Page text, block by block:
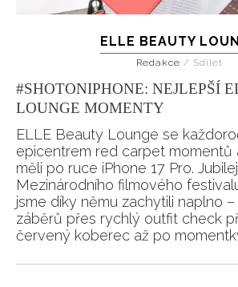
ELLE BEAUTY
Redakce / Sdílet
#SHOTONIPHONE: NEJLEPŠÍ
LOUNGE MOMENTY
ELLE Beauty Lounge se
epicentrem red carpet momentů
měli po ruce iPhone 17 Pro.
Mezinárodního filmového
jsme díky němu zachytili naplno
záběrů přes rychlý outfit check
červený koberec až po